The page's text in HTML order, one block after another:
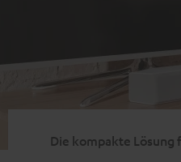
Die kompakte Lösung